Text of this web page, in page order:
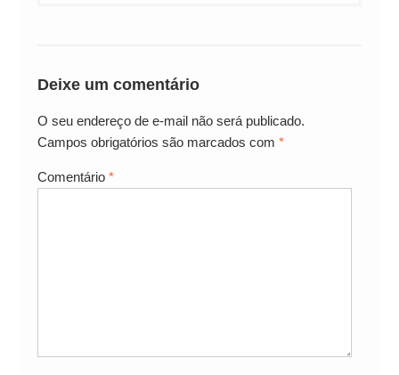
Deixe um comentário
O seu endereço de e-mail não será publicado.
Campos obrigatórios são marcados com *
Comentário *